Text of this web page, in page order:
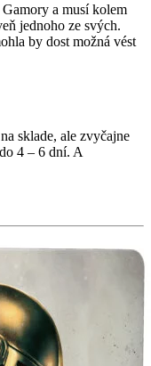
a musí kolem
jednoho ze svých.
by dost možná vést
sklade, ale zvyčajne
4 – 6 dní. A